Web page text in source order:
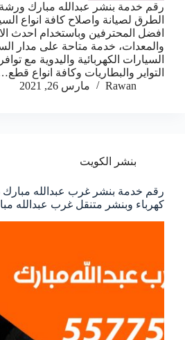
رقم خدمة بنشر عبدالله مبارك
الطرق لصيانة واصلاح كافة انواع
افضل المحترفين وباستخدام احدث
والمعدات، خدمة متاحة على مدار
السيارات الكهربائية واليدوية مع
التواير والبطاريات وكافة انواع
Rawan
مارس 26, 2021
بنشر الكويت
كهرباء وبنشر متنقل غرب عبدالله